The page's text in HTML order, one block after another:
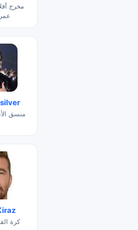
مخرج
عمر ٧٨ عامًا
منسق
كرة القدم ·